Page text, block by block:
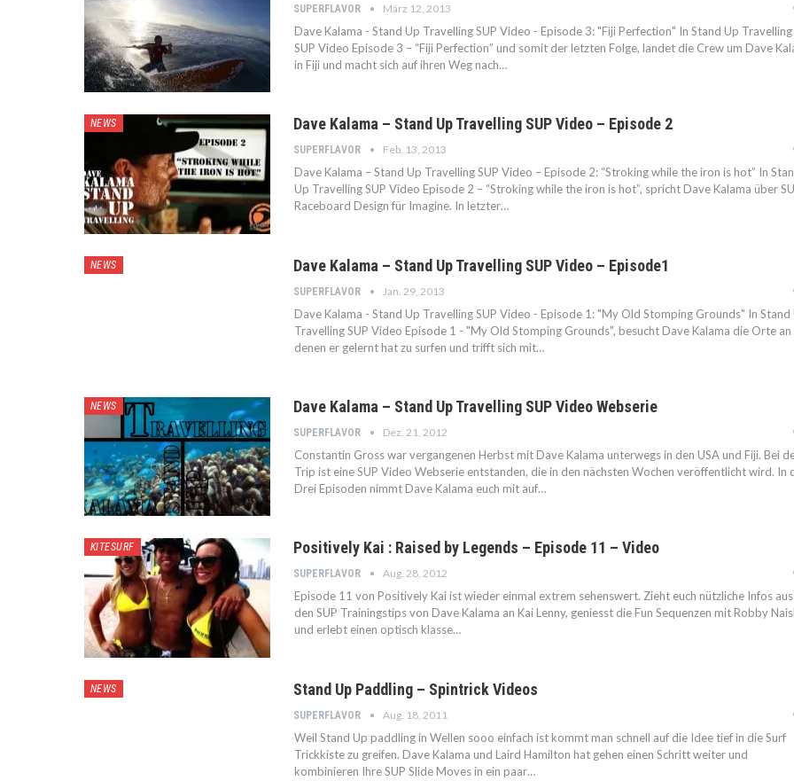
SUPERFLAVOR März 12, 2013
Dave Kalama - Stand Up Travelling SUP Video - Episode 3: "Fiji Perfection" In Stand Up Travelling
SUP Video Episode 3 – “Fiji Perfection” und somit der letzten Folge, landet die Crew um Dave
in Fiji und macht sich auf ihren Weg nach…
NEWS Dave Kalama – Stand Up Travelling SUP Video – Episode 2
SUPERFLAVOR Feb. 13, 2013
Dave Kalama – Stand Up Travelling SUP Video – Episode 2: “Stroking while the iron is hot” In
Up Travelling SUP Video Episode 2 – “Stroking while the iron is hot”, spricht Dave Kalama über
Raceboard Design für Imagine. In letzter…
NEWS Dave Kalama – Stand Up Travelling SUP Video – Episode1
SUPERFLAVOR Jan. 29, 2013
Dave Kalama - Stand Up Travelling SUP Video - Episode 1: "My Old Stomping Grounds" In Stand
Travelling SUP Video Episode 1 - "My Old Stomping Grounds", besucht Dave Kalama die Orte an
denen er gelernt hat zu surfen und trifft sich mit…
NEWS Dave Kalama – Stand Up Travelling SUP Video Webserie
SUPERFLAVOR Dez. 21, 2012
Constantin Gross war vergangenen Herbst mit Dave Kalama unterwegs in den USA und Fiji. Bei
Trip ist eine SUP Video Webserie entstanden, die in den nächsten Wochen veröffentlicht wird. In
Drei Episoden nimmt Dave Kalama euch mit auf…
KITESURF Positively Kai : Raised by Legends – Episode 11 – Video
SUPERFLAVOR Aug. 28, 2012
Episode 11 von Positively Kai ist wieder einmal extrem sehenswert. Zieht euch nützliche Infos aus
den SUP Trainingstips von Dave Kalama an Kai Lenny, geniesst die Fun Sequenzen mit Robby
und erlebt einen optisch klasse…
NEWS Stand Up Paddling – Spintrick Videos
SUPERFLAVOR Aug. 18, 2011
Weil Stand Up paddling in Wellen sooo einfach ist kommt man schnell auf die Idee tief in die Surf
Trickkiste zu greifen. Dave Kalama und Laird Hamilton hat gehen einen Schritt weiter und
kombinieren Ihre SUP Slide Moves in ein paar…